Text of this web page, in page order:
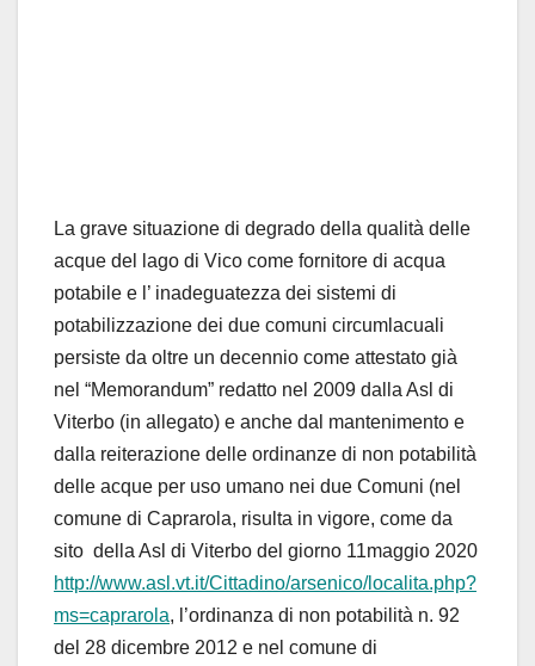
La grave situazione di degrado della qualità delle
acque del lago di Vico come fornitore di acqua
potabile e l’ inadeguatezza dei sistemi di
potabilizzazione dei due comuni circumlacuali
persiste da oltre un decennio come attestato già
nel “Memorandum” redatto nel 2009 dalla Asl di
Viterbo (in allegato) e anche dal mantenimento e
dalla reiterazione delle ordinanze di non potabilità
delle acque per uso umano nei due Comuni (nel
comune di Caprarola, risulta in vigore, come da
sito della Asl di Viterbo del giorno 11maggio 2020
http://www.asl.vt.it/Cittadino/arsenico/localita.php?
ms=caprarola, l’ordinanza di non potabilità n. 92
del 28 dicembre 2012 e nel comune di